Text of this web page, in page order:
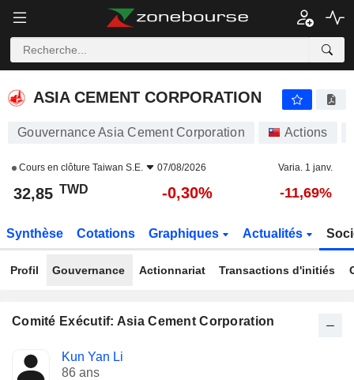
ASIA CEMENT CORPORATION
Gouvernance Asia Cement Corporation Actions
Cours en clôture Taiwan S.E. 07/08/2026 Varia. 1 janv.
32,85 TWD -0,30% -11,69%
Synthèse Cotations Graphiques Actualités
Profil Gouvernance Actionnariat Transactions d'initiés
Comité Exécutif: Asia Cement Corporation
Dirigeant
Fonctions
occupées
Kun Yan Li
86 ans